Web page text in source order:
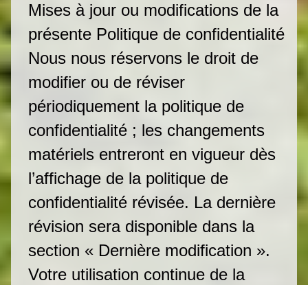
Mises à jour ou modifications de la
présente Politique de confidentialité
Nous nous réservons le droit de
modifier ou de réviser
périodiquement la politique de
confidentialité ; les changements
matériels entreront en vigueur dès
l’affichage de la politique de
confidentialité révisée. La dernière
révision sera disponible dans la
section « Dernière modification ».
Votre utilisation continue de la